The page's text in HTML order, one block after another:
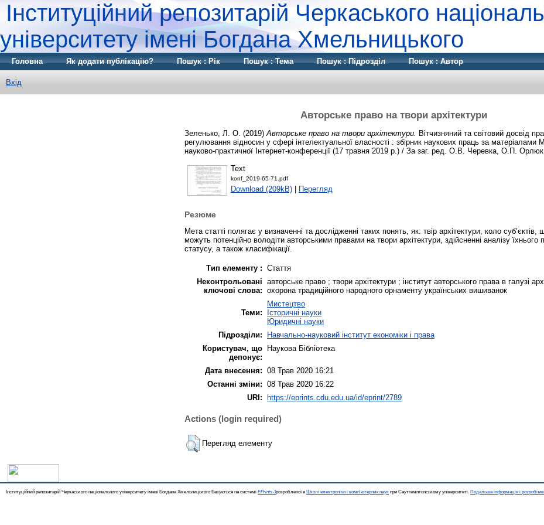
Інституційний репозитарій Черкаського
університету імені Богдана Хмельницького
Головна Як додати публікацію? Пошук : Рік Пошук : Тема Пошук : Підрозділ Пошук : Автор
Вхід
Авторське право на твори архітектури
Зеленько, Л. О. (2019) Авторське право на твори архітектури. Вітчизняний та світовий досвід
регулювання відносин у сфері інтелектуальної власності : збірник наукових праць за матеріалами
науково-практичної Інтернет-конференції (17 травня 2019 р.) / За заг. ред. О.В. Черевка, О.П.
Text
konf_2019-65-71.pdf
Download (209kB) Перегляд
Резюме
Мета статті полягає у визначенні та дослідженні таких понять, як: твір архітектури, коло
можуть потенційно володіти авторськими правами на твори архітектури, здійсненні аналізу їхнього
статусу, а також класифікації.
Тип елементу : Стаття
Неконтрольовані
ключові слова:
авторське право ; твори архітектури ; інститут авторського права в галузі
охорона традиційного народного орнаменту українських вишиванок
Теми:
Мистецтво
Історичні науки
Юридичні науки
Підрозділи:
Навчально-науковий інститут економіки і права
Користувач, що
депонує:
Наукова Бібліотека
Дата внесення: 08 Трав 2020 16:21
Останні зміни: 08 Трав 2020 16:22
URI: https://eprints.cdu.edu.ua/id/eprint/2789
Actions (login required)
Перегляд елементу
Інституційний репозитарій Черкаського національного університету імені Богдана Хмельницького Базується на системі EPrints 3розробленої в Школі електроніки і комп'ютерних наук при Саутгемптонському університеті. Подальша інформація і